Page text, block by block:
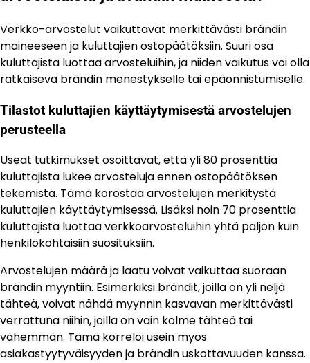
Verkko-arvostelut vaikuttavat merkittävästi brändin
maineeseen ja kuluttajien ostopäätöksiin. Suuri osa
kuluttajista luottaa arvosteluihin, ja niiden vaikutus voi olla
ratkaiseva brändin menestykselle tai epäonnistumiselle.
Tilastot kuluttajien käyttäytymisestä arvostelujen
perusteella
Useat tutkimukset osoittavat, että yli 80 prosenttia
kuluttajista lukee arvosteluja ennen ostopäätöksen
tekemistä. Tämä korostaa arvostelujen merkitystä
kuluttajien käyttäytymisessä. Lisäksi noin 70 prosenttia
kuluttajista luottaa verkkoarvosteluihin yhtä paljon kuin
henkilökohtaisiin suosituksiin.
Arvostelujen määrä ja laatu voivat vaikuttaa suoraan
brändin myyntiin. Esimerkiksi brändit, joilla on yli neljä
tähteä, voivat nähdä myynnin kasvavan merkittävästi
verrattuna niihin, joilla on vain kolme tähteä tai
vähemmän. Tämä korreloi usein myös
asiakastyytyväisyyden ja brändin uskottavuuden kanssa.